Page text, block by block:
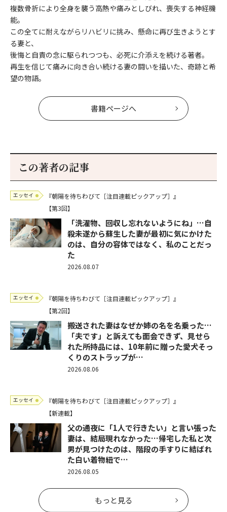
複数骨折により全身を襲う高熱や痛みとしびれ、喪失する神経機
能。
この全てに耐えながらリハビリに挑み、懸命に再び生きようとす
る妻と、
後悔と自責の念に駆られつつも、必死に介添えを続ける著者。
再生を信じて痛みに向き合い続ける妻の闘いを描いた、奇跡と希
望の物語。
書籍ページへ
この著者の記事
エッセイ
『朝陽を待ちわびて［注目連載ピックアップ］』
【第3回】
「洗濯物、回収し忘れないようにね」…自
殺未遂から蘇生した妻が最初に気にかけた
のは、自分の容体ではなく、私のことだっ
た
2026.08.07
エッセイ
『朝陽を待ちわびて［注目連載ピックアップ］』
【第2回】
搬送された妻はなぜか姉の名を名乗った…
「夫です」と訴えても面会できず、見せら
れた所持品には、10年前に贈った愛犬そっ
くりのストラップが…
2026.08.06
エッセイ
『朝陽を待ちわびて［注目連載ピックアップ］』
【新連載】
父の通夜に「1人で行きたい」と言い張った
妻は、結局現れなかった…帰宅した私と次
男が見つけたのは、階段の手すりに結ばれ
た白い着物紐で…
2026.08.05
もっと見る